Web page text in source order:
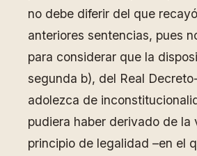
no debe diferir del que
anteriores sentencias, pues
para considerar que la
segunda b), del Real
adolezca de
pudiera haber derivado de la
principio de legalidad –en el